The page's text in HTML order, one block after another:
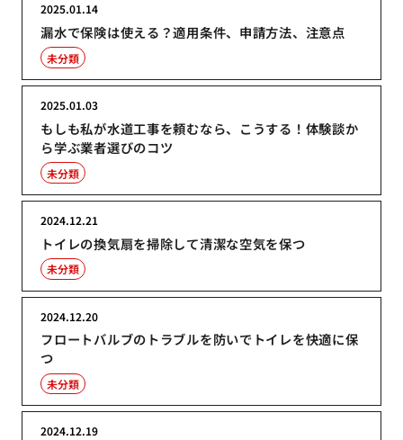
漏水で保険は使える？適用条件、申請方法、注意点
2025.01.14
未分類
もしも私が水道工事を頼むなら、こうする！体験談か
ら学ぶ業者選びのコツ
2025.01.03
未分類
トイレの換気扇を掃除して清潔な空気を保つ
2024.12.21
未分類
フロートバルブのトラブルを防いでトイレを快適に保
つ
2024.12.20
未分類
2024.12.19